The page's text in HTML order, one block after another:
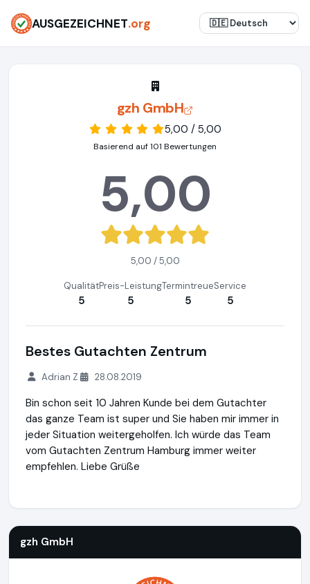
AUSGEZEICHNET.org
gzh GmbH
5,00 / 5,00
Basierend auf 101 Bewertungen
5,00
5,00 / 5,00
Qualität
5
Preis-Leistung
5
Termintreue
5
Service
5
Bestes Gutachten Zentrum
Adrian Z 28.08.2019
Bin schon seit 10 Jahren Kunde bei dem Gutachter
das ganze Team ist super und Sie haben mir immer in
jeder Situation weitergeholfen. Ich würde das Team
vom Gutachten Zentrum Hamburg immer weiter
empfehlen. Liebe Grüße
gzh GmbH